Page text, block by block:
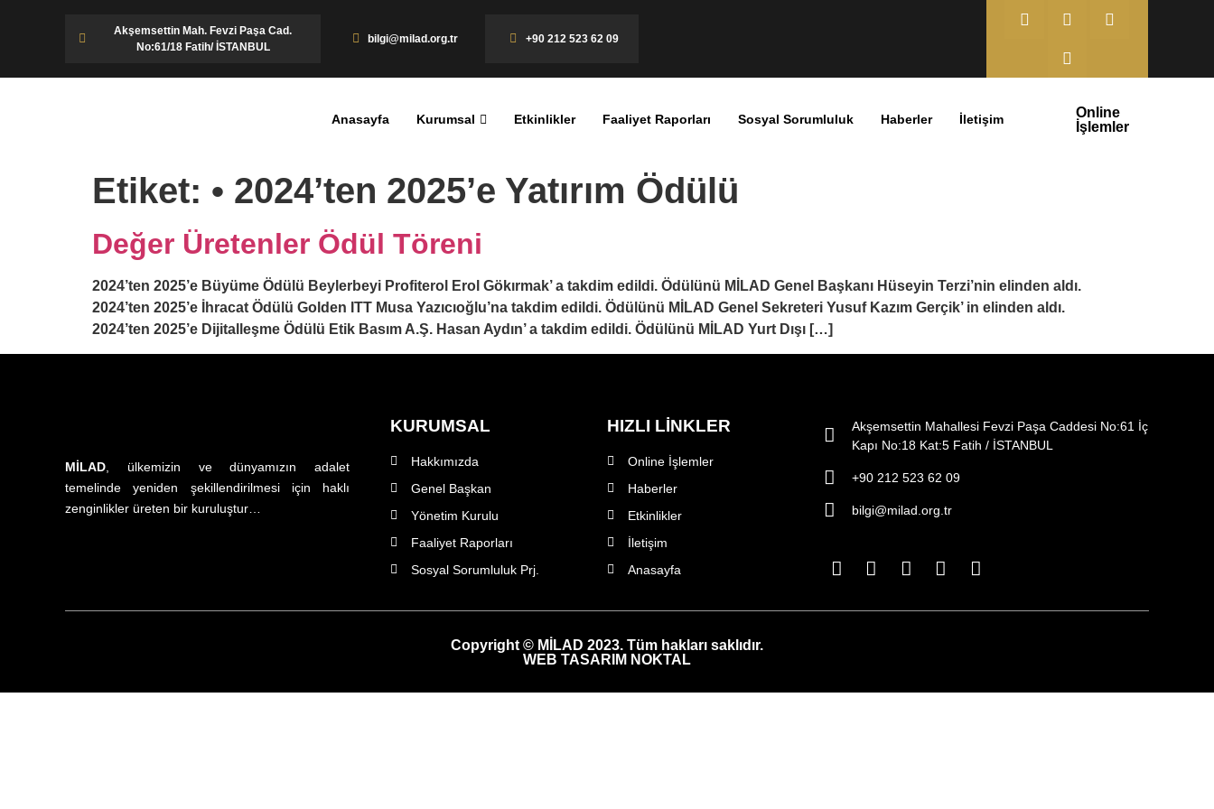
Akşemsettin Mah. Fevzi Paşa Cad.
No:61/18 Fatih/ İSTANBUL
bilgi@milad.org.tr +90 212 523 62 09
Anasayfa Kurumsal Etkinlikler Faaliyet Raporları Sosyal Sorumluluk Haberler İletişim
Online
İşlemler
Etiket: • 2024’ten 2025’e Yatırım Ödülü
Değer Üretenler Ödül Töreni
2024’ten 2025’e Büyüme Ödülü Beylerbeyi Profiterol Erol Gökırmak’ a takdim edildi. Ödülünü MİLAD Genel Başkanı Hüseyin Terzi’nin elinden aldı.
2024’ten 2025’e İhracat Ödülü Golden ITT Musa Yazıcıoğlu’na takdim edildi. Ödülünü MİLAD Genel Sekreteri Yusuf Kazım Gerçik’ in elinden aldı.
2024’ten 2025’e Dijitalleşme Ödülü Etik Basım A.Ş. Hasan Aydın’ a takdim edildi. Ödülünü MİLAD Yurt Dışı […]
MİLAD , ülkemizin ve dünyamızın adalet
temelinde yeniden şekillendirilmesi için haklı
zenginlikler üreten bir kuruluştur…
KURUMSAL
Hakkımızda
Genel Başkan
Yönetim Kurulu
Faaliyet Raporları
Sosyal Sorumluluk Prj.
HIZLI LİNKLER
Online İşlemler
Haberler
Etkinlikler
İletişim
Anasayfa
Akşemsettin Mahallesi Fevzi Paşa Caddesi No:61 İç
Kapı No:18 Kat:5 Fatih / İSTANBUL
+90 212 523 62 09
bilgi@milad.org.tr
Copyright © MİLAD 2023. Tüm hakları saklıdır.
WEB TASARIM NOKTAL